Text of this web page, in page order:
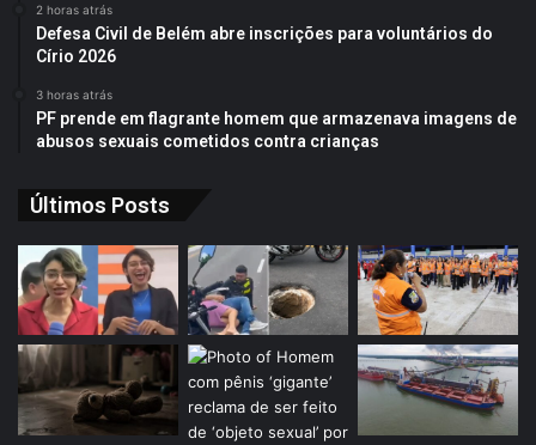
2 horas atrás
Defesa Civil de Belém abre inscrições para voluntários do
Círio 2026
3 horas atrás
PF prende em flagrante homem que armazenava imagens de
abusos sexuais cometidos contra crianças
Últimos Posts